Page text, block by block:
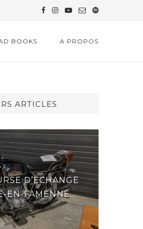
BOOKS A PROPOS
ARTICLES
D’ÉCHANGE
EN-FAMENNE...